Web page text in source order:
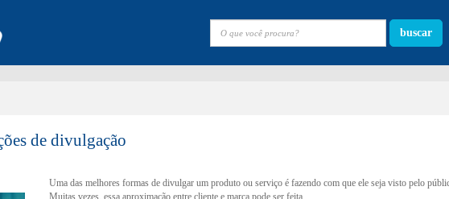
buscar
de divulgação
Uma das melhores formas de divulgar um produto ou serviço é fazendo com que ele seja visto pelo
Muitas vezes, essa aproximação entre cliente e marca pode ser feita